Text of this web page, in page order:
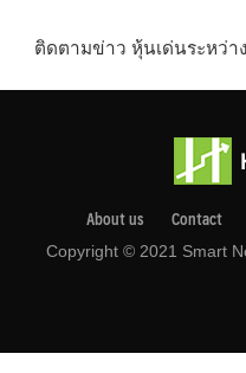
ติดตามข่าว หุ้นเด่นระหว่า
About us Contact
Copyright © 2021 Smart